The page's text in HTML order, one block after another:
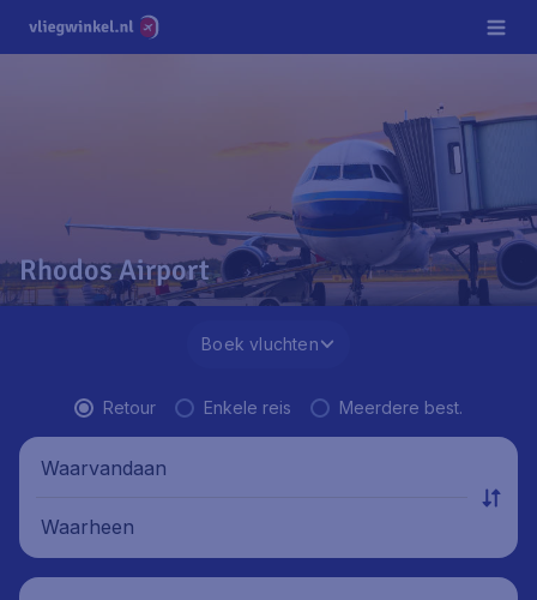
Rhodos Airport
Boek vluchten
Retour Enkele reis Meerdere best.
Waarvandaan
Waarheen